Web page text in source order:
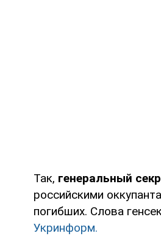
Так, генеральный
российскими
погибших. Слова
Укринформ.